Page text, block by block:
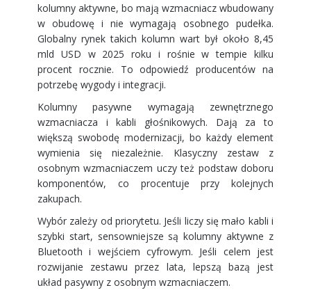
kolumny aktywne, bo mają wzmacniacz wbudowany
w obudowę i nie wymagają osobnego pudełka.
Globalny rynek takich kolumn wart był około 8,45
mld USD w 2025 roku i rośnie w tempie kilku
procent rocznie. To odpowiedź producentów na
potrzebę wygody i integracji.
Kolumny pasywne wymagają zewnętrznego
wzmacniacza i kabli głośnikowych. Dają za to
większą swobodę modernizacji, bo każdy element
wymienia się niezależnie. Klasyczny zestaw z
osobnym wzmacniaczem uczy też podstaw doboru
komponentów, co procentuje przy kolejnych
zakupach.
Wybór zależy od priorytetu. Jeśli liczy się mało kabli i
szybki start, sensowniejsze są kolumny aktywne z
Bluetooth i wejściem cyfrowym. Jeśli celem jest
rozwijanie zestawu przez lata, lepszą bazą jest
układ pasywny z osobnym wzmacniaczem.